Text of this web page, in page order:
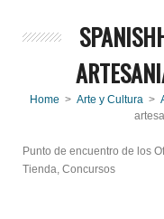
Home > Arte y Cultura >
Punto de encuentro de los
Tienda, Concursos